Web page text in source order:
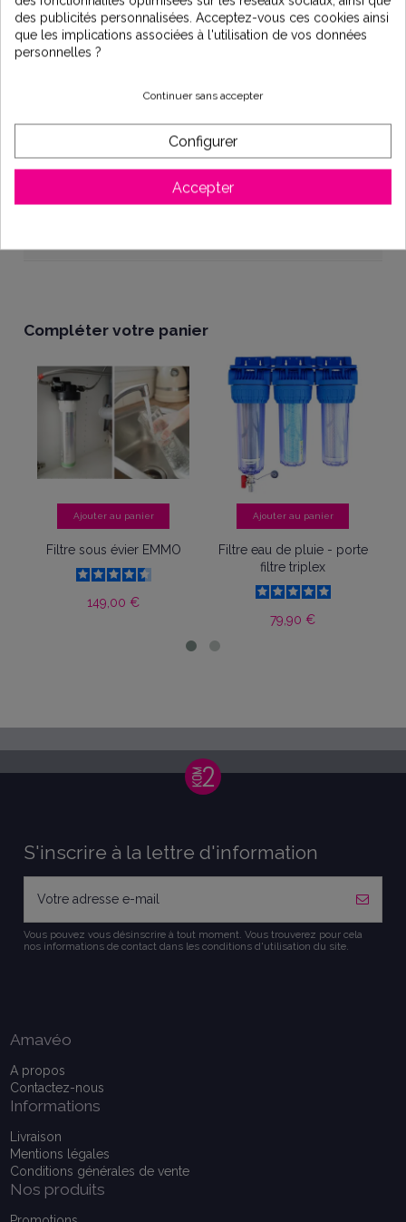
Kit d'aspiration flexible 7 m et clapet/crépine inox D22
Diamètre de raccordement : fileté (mâle) 1"
Compléter votre panier
Ajouter au panier
Filtre sous évier EMMO
149,00 €
Ajouter au panier
Filtre eau de pluie - porte
filtre triplex
79,90 €
S'inscrire à la lettre d'information
Vous pouvez vous désinscrire à tout moment. Vous trouverez pour cela
nos informations de contact dans les conditions d'utilisation du site.
Amavéo
A propos
Contactez-nous
Informations
Livraison
Mentions légales
Conditions générales de vente
Nos produits
des publicités personnalisées. Acceptez-vous ces cookies ainsi
que les implications associées à l'utilisation de vos données
personnelles ?
Continuer sans accepter
Configurer
Accepter